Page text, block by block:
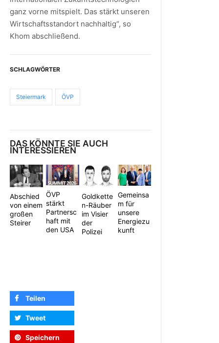
ganz vorne mitspielt. Das stärkt unseren
Wirtschaftsstandort nachhaltig“, so
Khom abschließend.
SCHLAGWÖRTER
Steiermark ÖVP
DAS KÖNNTE SIE AUCH
INTERESSIEREN
Abschied
von einem
großen
Steirer
ÖVP
stärkt
Partnersc
haft mit
den USA
Goldkette
n-Räuber
im Visier
der
Polizei
Gemeinsa
m für
unsere
Energiezu
kunft
Teilen
Tweet
Speichern